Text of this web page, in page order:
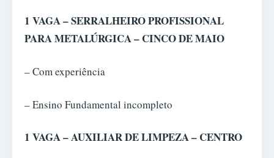
1 VAGA – SERRALHEIRO PROFISSIONAL
PARA METALÚRGICA – CINCO DE MAIO
– Com experiência
– Ensino Fundamental incompleto
1 VAGA – AUXILIAR DE LIMPEZA – CENTRO